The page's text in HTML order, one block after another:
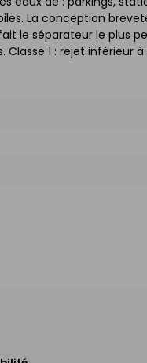
La conception
le séparateur le plus
1 : rejet inférieur à